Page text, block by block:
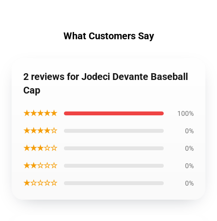
What Customers Say
2 reviews for Jodeci Devante Baseball
Cap
★★★★★ 100%
★★★★☆ 0%
★★★☆☆ 0%
★★☆☆☆ 0%
★☆☆☆☆ 0%